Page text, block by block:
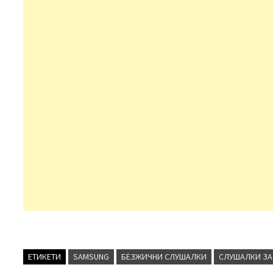
ЕТИКЕТИ SAMSUNG БЕЗЖИЧНИ СЛУШАЛКИ СЛУШАЛКИ